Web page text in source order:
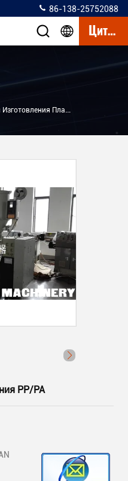
86-138-25752088
Цитата
Пластиковых Стержней
PP/PA